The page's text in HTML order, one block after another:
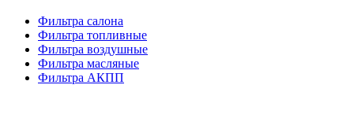
Фильтра салона
Фильтра топливные
Фильтра воздушные
Фильтра масляные
Фильтра АКПП